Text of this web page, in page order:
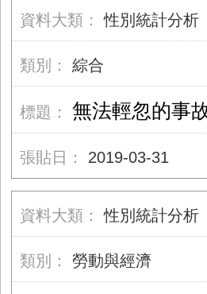
性別統計分析
綜合
無法輕忽的事
2019-03-31
性別統計分析
勞動與經濟